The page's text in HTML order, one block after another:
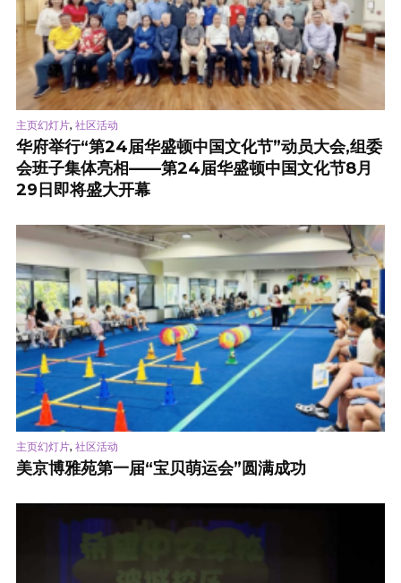
主页幻灯片, 社区活动
华府举行“第24届华盛顿中国文化节”动员大会,组委
会班子集体亮相——第24届华盛顿中国文化节8月
29日即将盛大开幕
主页幻灯片, 社区活动
美京博雅苑第一届“宝贝萌运会”圆满成功